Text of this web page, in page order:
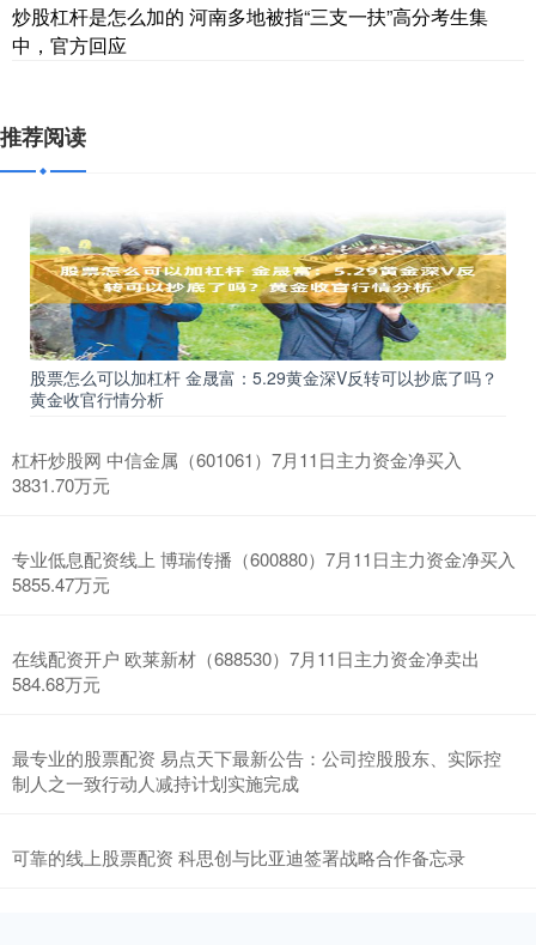
炒股杠杆是怎么加的 河南多地被指“三支一扶”高分考生集
中，官方回应
推荐阅读
股票怎么可以加杠杆 金晟富：5.29黄金深V反转可以抄底了吗？
黄金收官行情分析
杠杆炒股网 中信金属（601061）7月11日主力资金净买入
3831.70万元
专业低息配资线上 博瑞传播（600880）7月11日主力资金净买入
5855.47万元
在线配资开户 欧莱新材（688530）7月11日主力资金净卖出
584.68万元
最专业的股票配资 易点天下最新公告：公司控股股东、实际控
制人之一致行动人减持计划实施完成
可靠的线上股票配资 科思创与比亚迪签署战略合作备忘录